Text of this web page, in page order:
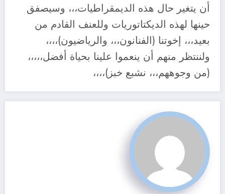
أن يتغير حال هذه الديمقراطيات،،، وسيصفق
حينها لهذه الديكتاتوريات وللعنف القادم من
بعيد،،، إخوتنا (الفنانون،،، والرياضيون)،،،،
ولننتظر منهم أن ينعموا علينا بحياة أفضل،،،،،
(من وجوههم،،، نشبع خبز)،،،،